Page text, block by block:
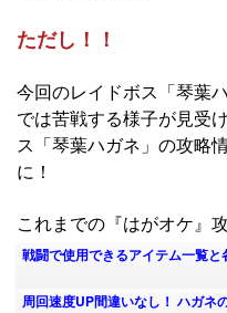
ただし！！
今回のレイドボス「琴葉
では苦戦する様子が見受
ス「琴葉ハガネ」の攻略
に！
これまでの『はがオケ』
戦闘で使用できるアイテム一覧
周回速度UP間違いなし！ ハガネ